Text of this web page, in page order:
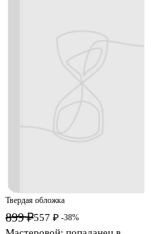
Твердая обложка
899 ₽557 ₽ -38%